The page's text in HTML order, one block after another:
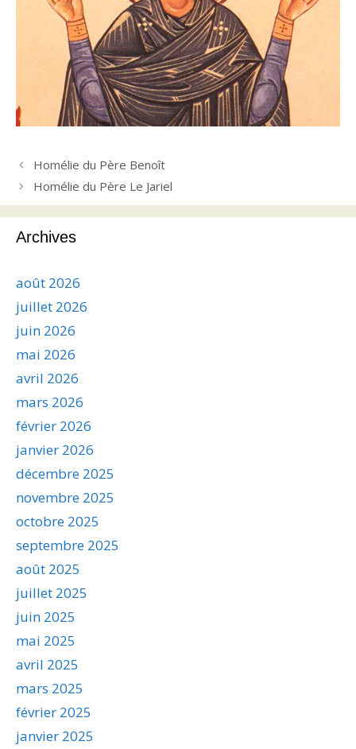
Homélie du Père Benoît
Homélie du Père Le Jariel
Archives
août 2026
juillet 2026
juin 2026
mai 2026
avril 2026
mars 2026
février 2026
janvier 2026
décembre 2025
novembre 2025
octobre 2025
septembre 2025
août 2025
juillet 2025
juin 2025
mai 2025
avril 2025
mars 2025
février 2025
janvier 2025